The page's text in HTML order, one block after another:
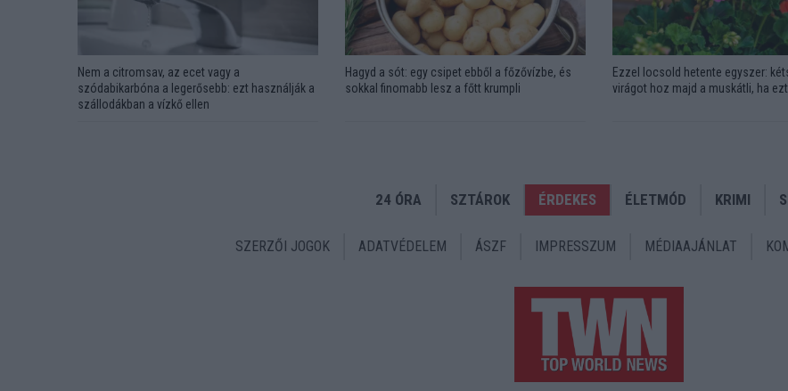
Nem a citromsav, az ecet vagy a
szódabikarbóna a legerősebb: ezt használják a
szállodákban a vízkő ellen
Hagyd a sót: egy csipet ebből a főzővízbe, és
sokkal finomabb lesz a főtt krumpli
Ezzel locsold hetente egyszer:
virágot hoz majd a muskátli, ha
24 ÓRA SZTÁROK ÉRDEKES ÉLETMÓD KRIMI
SZERZŐI JOGOK ADATVÉDELEM ÁSZF IMPRESSZUM MÉDIAAJÁNLAT